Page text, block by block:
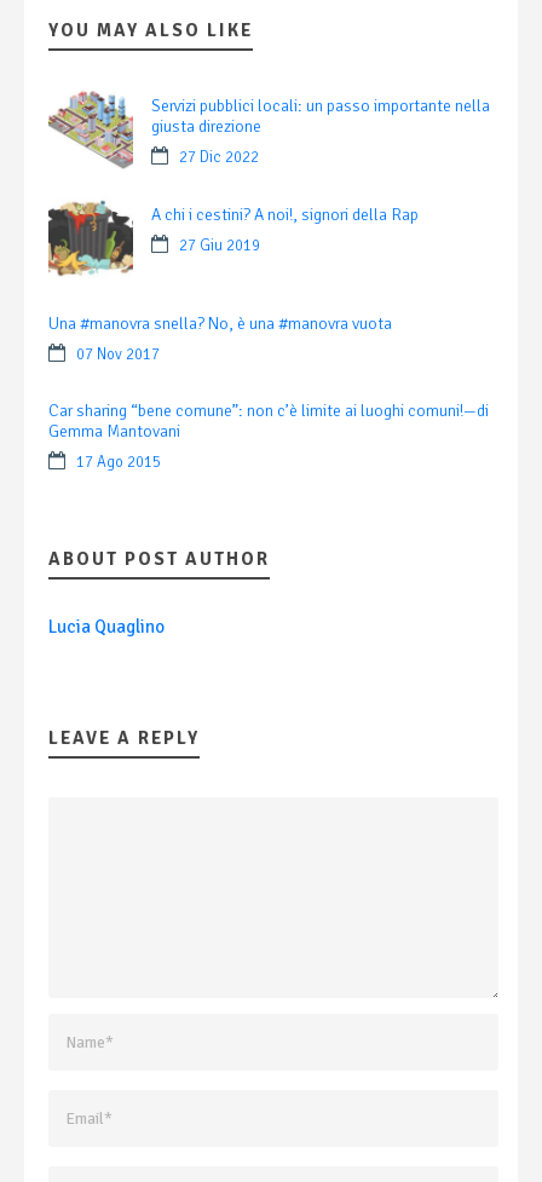
YOU MAY ALSO LIKE
Servizi pubblici locali: un passo importante nella
giusta direzione
27 Dic 2022
A chi i cestini? A noi!, signori della Rap
27 Giu 2019
Una #manovra snella? No, è una #manovra vuota
07 Nov 2017
Car sharing “bene comune”: non c’è limite ai luoghi comuni!—di
Gemma Mantovani
17 Ago 2015
ABOUT POST AUTHOR
Lucia Quaglino
LEAVE A REPLY